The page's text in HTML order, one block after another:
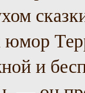
юмор
и